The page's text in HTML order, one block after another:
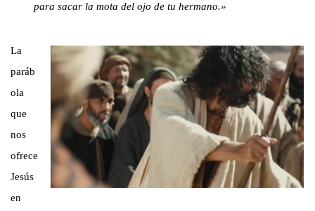
para sacar la mota del ojo de tu hermano.»
La
paráb
ola
que
nos
ofrece
Jesús
en